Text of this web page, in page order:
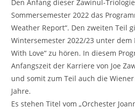
Den Anfang dieser Zawinul-
Sommersemester 2022 das
Weather Report“. Den zweiten Teil
Wintersemester 2022/23 unter dem
With Love“ zu hören. In diesem
Anfangszeit der Karriere von Joe
und somit zum Teil auch die Wiener
Jahre.
Es stehen Titel vom „Orchester